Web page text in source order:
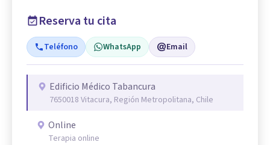
Reserva tu cita
Teléfono WhatsApp Email
Edificio Médico Tabancura
7650018 Vitacura, Región Metropolitana, Chile
Online
Terapia online